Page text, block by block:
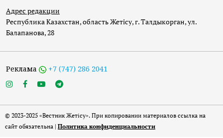
Адрес редакции
Республика Казахстан, область Жетісу, г. Талдыкорган, ул.
Балапанова, 28
Реклама +7 (747) 286 2041
© 2023-2025 «Вестник Жетісу». При копировании материалов ссылка на
сайт обязательна | Политика конфиденциальности